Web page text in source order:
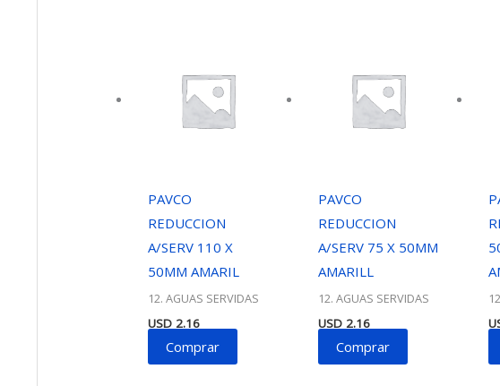
PAVCO
REDUCCION
A/SERV 110 X
50MM AMARIL
12. AGUAS SERVIDAS
USD2.16
Comprar
PAVCO
REDUCCION
A/SERV 75 X 50MM
AMARILL
12. AGUAS SERVIDAS
USD2.16
Comprar